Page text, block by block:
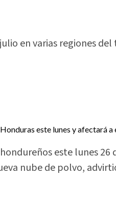
en varias regiones
este lunes 26
nube de polvo,